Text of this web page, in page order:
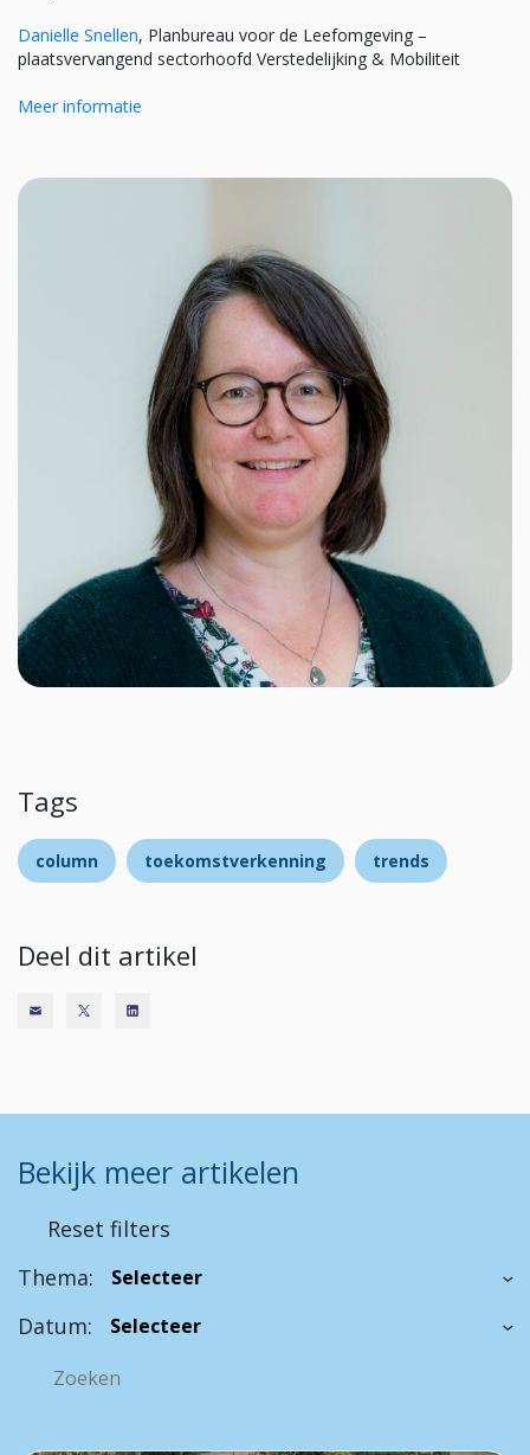
Danielle Snellen, Planbureau voor de Leefomgeving –
plaatsvervangend sectorhoofd Verstedelijking & Mobiliteit
Meer informatie
Tags
column toekomstverkenning trends
Deel dit artikel
Bekijk meer artikelen
Reset filters
Thema:
Datum: